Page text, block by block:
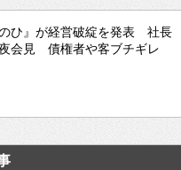
ひ』が経営破綻を発表 社長
会見 債権者や客ブチギレ